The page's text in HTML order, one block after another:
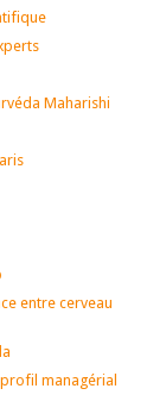
Maharishi
entre cerveau
managérial